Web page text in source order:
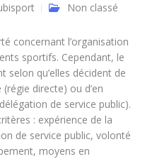
Non classé
concernant l’organisation
sportifs. Cependant, le
selon qu’elles décident de
directe) ou d’en
de service public).
: expérience de la
de service public, volonté
moyens en